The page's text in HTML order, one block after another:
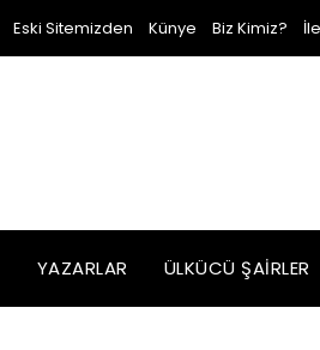
Eski Sitemizden Künye Biz Kimiz?
YAZARLAR ÜLKÜCÜ ŞAIRLER